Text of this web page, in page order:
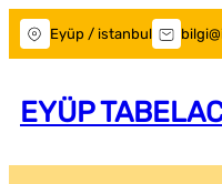
Eyüp / istanbul
EYÜP